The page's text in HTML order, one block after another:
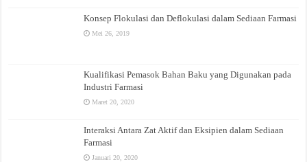
Konsep Flokulasi dan Deflokulasi dalam Sediaan Farmasi
Mei 26, 2019
Kualifikasi Pemasok Bahan Baku yang Digunakan pada
Industri Farmasi
Maret 20, 2020
Interaksi Antara Zat Aktif dan Eksipien dalam Sediaan
Farmasi
Januari 20, 2020